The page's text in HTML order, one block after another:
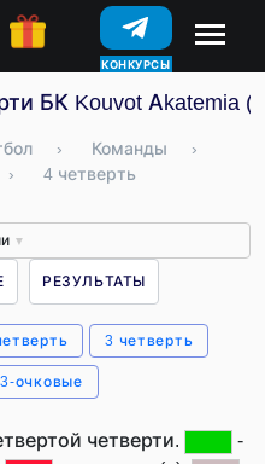
КОНКУРСЫ
БК Kouvot Akatemia
› Команды
›
› 4 четверть
▼
РЕЗУЛЬТАТЫ
3 четверть
3-очковые
четверти.
-